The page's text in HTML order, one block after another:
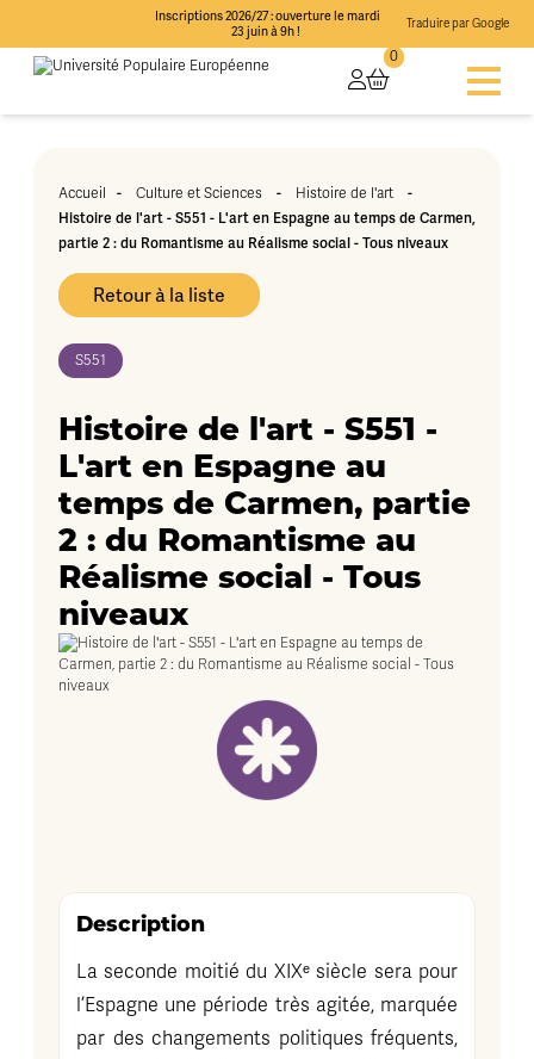
Inscriptions 2026/27 : ouverture le mardi
23 juin à 9h !
Traduire par Google
0
Accueil - Culture et Sciences - Histoire de l'art
-
Histoire de l'art - S551 - L'art en Espagne au temps de Carmen,
partie 2 : du Romantisme au Réalisme social - Tous niveaux
Retour à la liste
S551
Histoire de l'art - S551 -
L'art en Espagne au
temps de Carmen, partie
2 : du Romantisme au
Réalisme social - Tous
niveaux
Description
La seconde moitié du XIXᵉ siècle sera pour
l’Espagne une période très agitée, marquée
par des changements politiques fréquents,